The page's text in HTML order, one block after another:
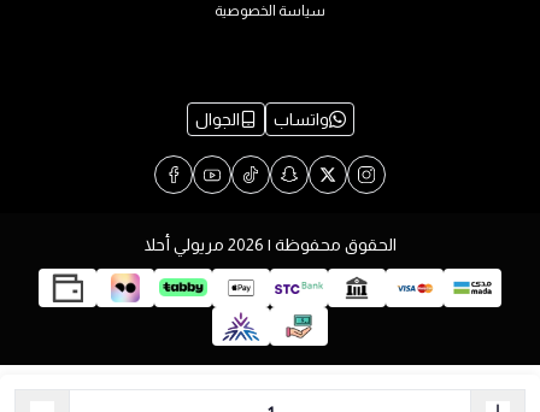
سياسة الخصوصية
واتساب الجوال
الحقوق محفوظة | 2026 مريولي أحلا